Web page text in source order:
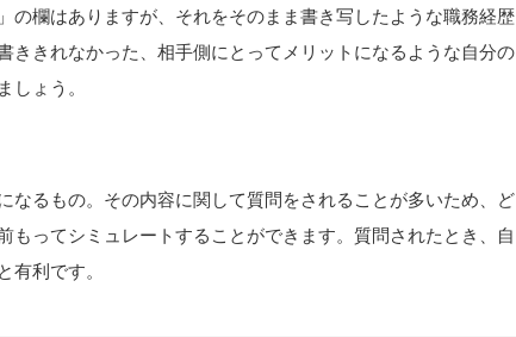
の欄はありますが、それをそのまま書き写したような職務経歴
ききれなかった、相手側にとってメリットになるような自分の
しょう。
なるもの。その内容に関して質問をされることが多いため、ど
もってシミュレートすることができます。質問されたとき、自
有利です。